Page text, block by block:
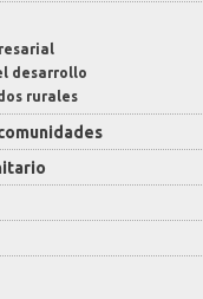
desarrollo
rurales